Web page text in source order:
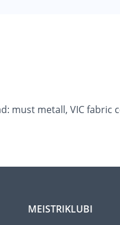
must metall, VIC fabric
MEISTRIKLUBI